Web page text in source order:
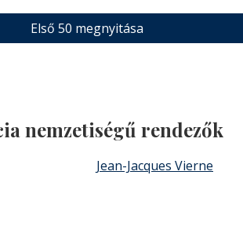
Első 50 megnyitása
nemzetiségű rendezők
Jean-Jacques Vierne